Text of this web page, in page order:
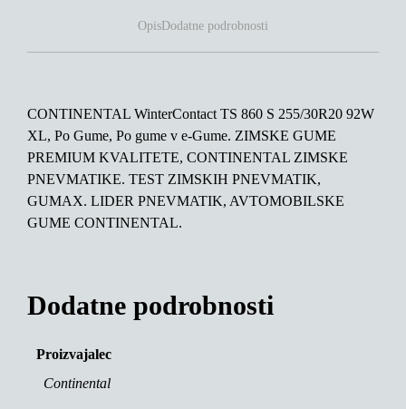
OpisDodatne podrobnosti
CONTINENTAL WinterContact TS 860 S 255/30R20 92W
XL, Po Gume, Po gume v e-Gume. ZIMSKE GUME
PREMIUM KVALITETE, CONTINENTAL ZIMSKE
PNEVMATIKE. TEST ZIMSKIH PNEVMATIK,
GUMAX. LIDER PNEVMATIK, AVTOMOBILSKE
GUME CONTINENTAL.
Dodatne podrobnosti
Proizvajalec
Continental